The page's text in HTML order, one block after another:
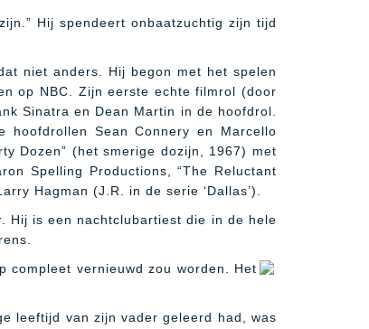
Hij spendeert onbaatzuchtig zijn tijd
niet anders. Hij begon met het spelen
op NBC. Zijn eerste echte filmrol (door
Sinatra en Dean Martin in de hoofdrol.
Sean Connery en Marcello
Dozen” (het smerige dozijn, 1967) met
Spelling Productions, “The Reluctant
Hagman (J.R. in de serie ‘Dallas’).
Hij is een nachtclubartiest die in de hele
compleet vernieuwd zou worden. Het
leeftijd van zijn vader geleerd had, was